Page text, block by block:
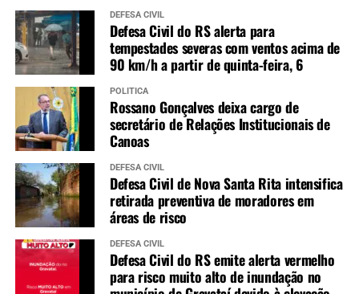
DEFESA CIVIL
Defesa Civil do RS alerta para
tempestades severas com ventos acima de
90 km/h a partir de quinta-feira, 6
POLÍTICA
Rossano Gonçalves deixa cargo de
secretário de Relações Institucionais de
Canoas
DEFESA CIVIL
Defesa Civil de Nova Santa Rita intensifica
retirada preventiva de moradores em
áreas de risco
DEFESA CIVIL
Defesa Civil do RS emite alerta vermelho
para risco muito alto de inundação no